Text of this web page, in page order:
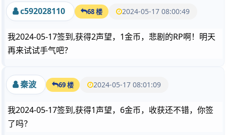
c592028110 68 楼 2024-05-17 08:00:49
我2024-05-17签到,获得2声望，1金币，悲剧的RP啊！明天
再来试试手气吧？
秦波 69 楼 2024-05-17 08:01:09
我2024-05-17签到,获得1声望，6金币，收获还不错，你签
了吗？